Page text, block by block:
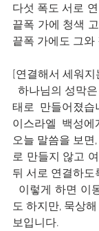
다섯 폭도 서로
끝폭 가에 청색
끝폭 가에도 그와
[연결해서 세워지
태로 만들어졌
이스라엘 백성
오늘 말씀을 보면
로 만들지 않고
뒤 서로 연결하도
도 하지만, 묵상
보입니다.